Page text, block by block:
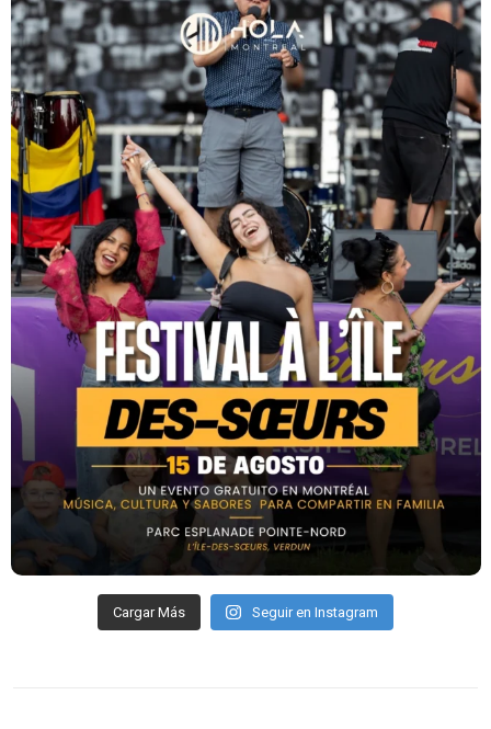
Cargar Más Seguir en Instagram